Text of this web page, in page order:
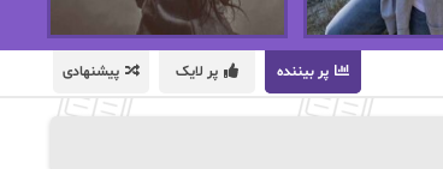
پر بیننده پر لایک پیشنهادی